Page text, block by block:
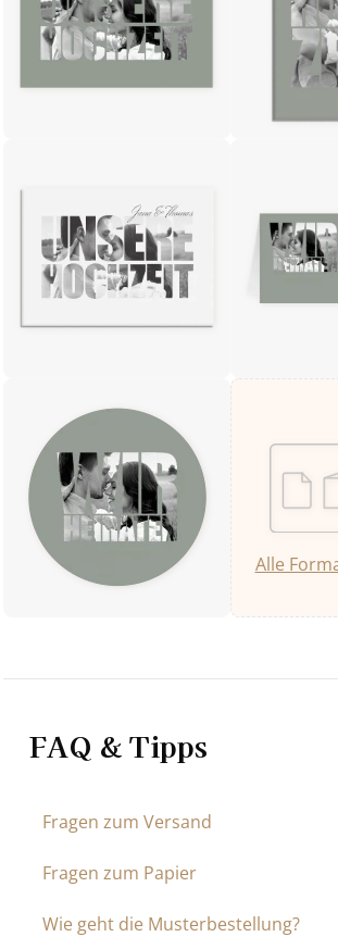
Alle
FAQ & Tipps
Fragen zum Versand
Fragen zum Papier
Wie geht die Musterbestellung?